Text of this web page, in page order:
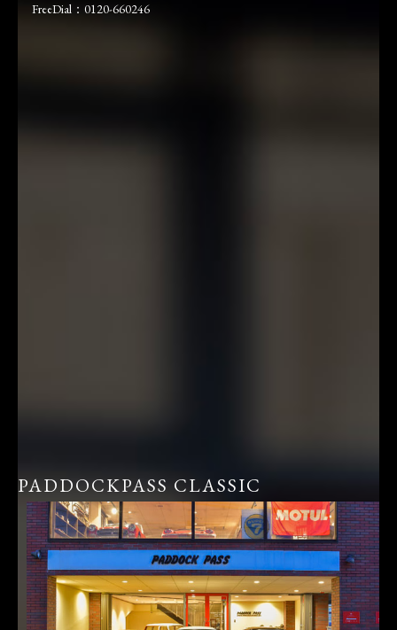
FreeDial：0120-660246
PADDOCKPASS CLASSIC